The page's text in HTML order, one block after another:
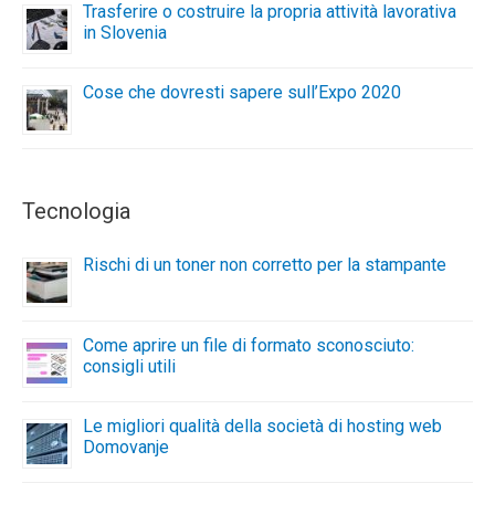
Trasferire o costruire la propria attività lavorativa
in Slovenia
Cose che dovresti sapere sull’Expo 2020
Tecnologia
Rischi di un toner non corretto per la stampante
Come aprire un file di formato sconosciuto:
consigli utili
Le migliori qualità della società di hosting web
Domovanje